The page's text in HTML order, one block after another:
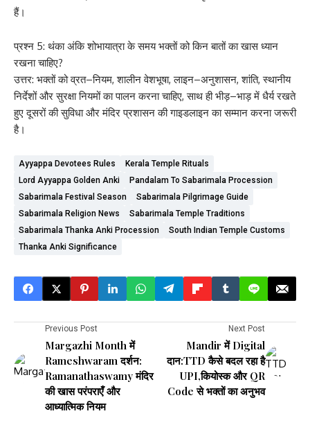
हैं।
प्रश्न 5: थंका अंकि शोभायात्रा के समय भक्तों को किन बातों का खास ध्यान
रखना चाहिए?
उत्तर: भक्तों को व्रत–नियम, शालीन वेशभूषा, लाइन–अनुशासन, शांति, स्थानीय
निर्देशों और सुरक्षा नियमों का पालन करना चाहिए, साथ ही भीड़–भाड़ में धैर्य रखते
हुए दूसरों की सुविधा और मंदिर प्रशासन की गाइडलाइन का सम्मान करना जरूरी
है।
Ayyappa Devotees Rules
Kerala Temple Rituals
Lord Ayyappa Golden Anki
Pandalam To Sabarimala Procession
Sabarimala Festival Season
Sabarimala Pilgrimage Guide
Sabarimala Religion News
Sabarimala Temple Traditions
Sabarimala Thanka Anki Procession
South Indian Temple Customs
Thanka Anki Significance
Previous Post
Margazhi Month में
Rameshwaram दर्शन:
Ramanathaswamy मंदिर
की खास परंपराएँ और
आध्यात्मिक नियम
Next Post
Mandir में Digital
दान:TTD कैसे बदल रहा है
UPI,कियोस्क और QR
Code से भक्तों का अनुभव